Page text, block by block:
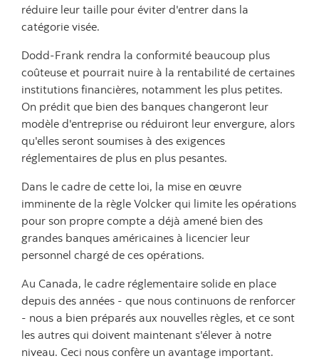
réduire leur taille pour éviter d'entrer dans la
catégorie visée.
Dodd-Frank rendra la conformité beaucoup plus
coûteuse et pourrait nuire à la rentabilité de certaines
institutions financières, notamment les plus petites.
On prédit que bien des banques changeront leur
modèle d'entreprise ou réduiront leur envergure, alors
qu'elles seront soumises à des exigences
réglementaires de plus en plus pesantes.
Dans le cadre de cette loi, la mise en œuvre
imminente de la règle Volcker qui limite les opérations
pour son propre compte a déjà amené bien des
grandes banques américaines à licencier leur
personnel chargé de ces opérations.
Au Canada, le cadre réglementaire solide en place
depuis des années - que nous continuons de renforcer
- nous a bien préparés aux nouvelles règles, et ce sont
les autres qui doivent maintenant s'élever à notre
niveau. Ceci nous confère un avantage important.